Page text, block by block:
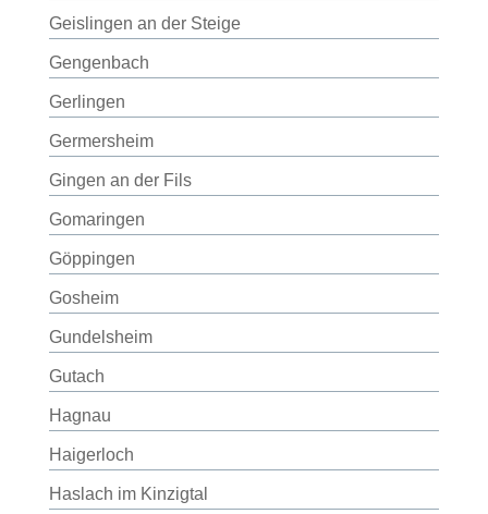
Geislingen an der Steige
Gengenbach
Gerlingen
Germersheim
Gingen an der Fils
Gomaringen
Göppingen
Gosheim
Gundelsheim
Gutach
Hagnau
Haigerloch
Haslach im Kinzigtal